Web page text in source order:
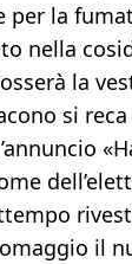
per la
nella
la
si
il